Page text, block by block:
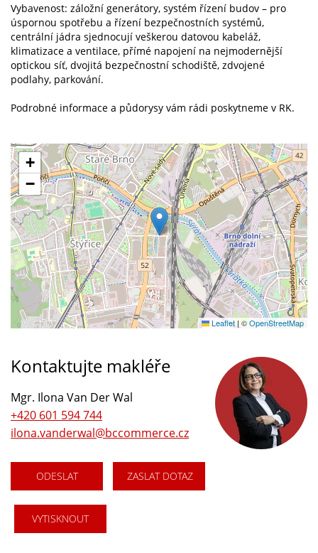
Vybavenost: záložní generátory, systém řízení budov – pro
úspornou spotřebu a řízení bezpečnostních systémů,
centrální jádra sjednocují veškerou datovou kabeláž,
klimatizace a ventilace, přímé napojení na nejmodernější
optickou síť, dvojitá bezpečnostní schodiště, zdvojené
podlahy, parkování.
Podrobné informace a půdorysy vám rádi poskytneme v RK.
+
−
Leaflet | ©OpenStreetMap
Kontaktujte makléře
Mgr. Ilona Van Der Wal
+420 601 594 744
ilona.vanderwal@bccommerce.cz
ODESLAT ZASLAT DOTAZ
VYTISKNOUT